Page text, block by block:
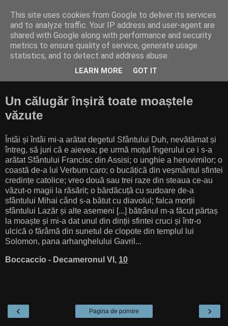
Cititor amator
"Finally, from so little sleeping and so much reading, his
brain dried up and he went completely out of his mind.”
(Miguel de Cervantes Saavedra, Don Quixote)
Un călugăr înșiră toate moaștele
văzute
Întâi și întâi mi-a arătat degetul Sfântului Duh, nevătămat și
întreg, să juri că e aievea; pe urmă moțul îngerului ce i s-a
arătat Sfântului Francisc din Assisi; o unghie a heruvimilor; o
coastă de-a lui Verbum caro; o bucățică din veșmântul sfintei
credințe catolice; vreo două sau trei raze din steaua ce-au
văzut-o magii la răsărit; o bărdăcuță cu sudoare de-a
sfântului Mihai când s-a bătut cu diavolul; falca morții
sfântului Lazăr și alte asemeni [...] bătrânul m-a făcut părtaș
la moaște și mi-a dat unul din dinții sfintei cruci și într-o
ulcică o fărâmă din sunetul de clopote din templul lui
Solomon, pana arhanghelului Gavril...
Boccaccio - Decameronul VI, 10
‹ ›
Pagina de pornire
This site uses cookies from Google to deliver its services
and to analyze traffic. Your IP address and user-agent are
shared with Google along with performance and security
metrics to ensure quality of service, generate usage
statistics, and to detect and address abuse.
LEARN MORE GOT IT